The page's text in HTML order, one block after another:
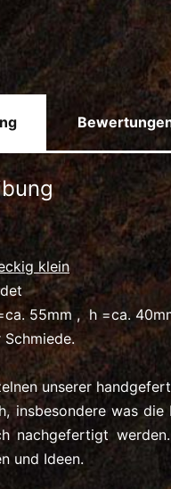
klein
55mm , h =ca.
unserer
insbesondere was
nachgefertigt
und Ideen.